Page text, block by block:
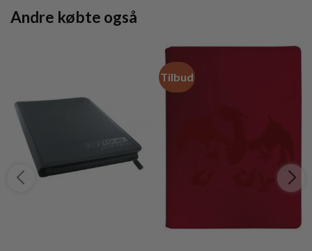
Andre købte også
Tilbud